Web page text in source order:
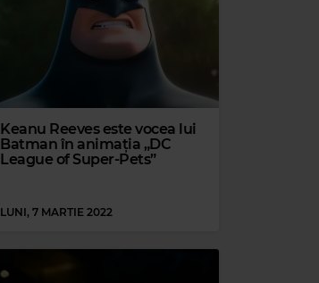
Keanu Reeves este vocea lui
Batman în animația „DC
League of Super-Pets”
LUNI, 7 MARTIE 2022